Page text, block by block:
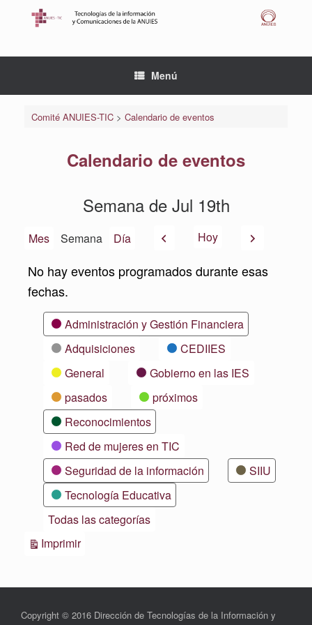
Menú
Comité ANUIES-TIC> Calendario de eventos
Calendario de eventos
Semana de Jul 19th
Mes Semana Día AnteriorHoy Siguiente
No hay eventos programados durante esas
fechas.
CategoríasAdministración y Gestión Financiera
Adquisiciones
CEDIIES
General
Gobierno en las IES
pasados
próximos
Reconocimientos
Red de mujeres en TIC
Seguridad de la información
SIIU
Tecnología Educativa
Todas las categorías
ImprimirVistas
Copyright © 2016 Dirección de Tecnologías de la Información y